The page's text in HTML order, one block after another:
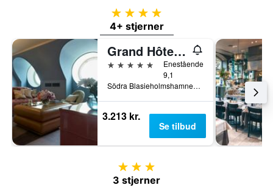
4 stjerner
4+ stjerner
Grand Hôtel Stockholm
5 stjerner
Enestående
9,1
Södra Blasieholmshamnen 8, Stockholm, Stockholms län, Sverige
3.213 kr.
Se tilbud
3 stjerner
3 stjerner